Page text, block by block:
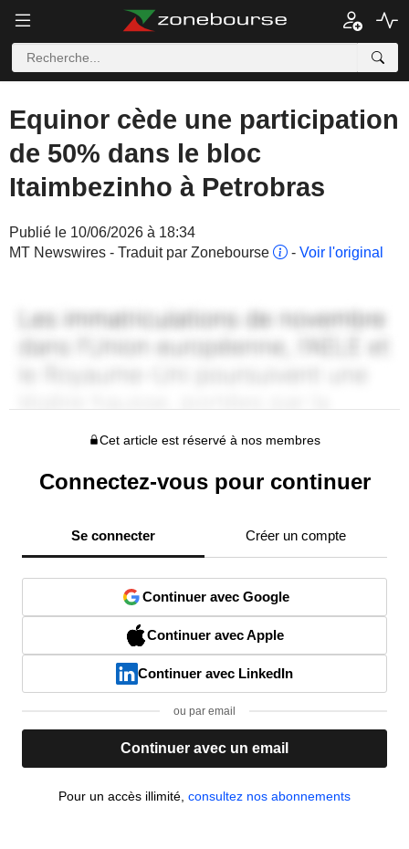
Equinor cède une participation
de 50% dans le bloc
Itaimbezinho à Petrobras
Publié le 10/06/2026 à 18:34
MT Newswires - Traduit par Zonebourse
- Voir l'original
Cet article est réservé à nos membres
Connectez-vous pour continuer
Se connecter Créer un compte
Continuer avec Google
Continuer avec Apple
Continuer avec LinkedIn
ou par email
Continuer avec un email
Pour un accès illimité, consultez nos abonnements